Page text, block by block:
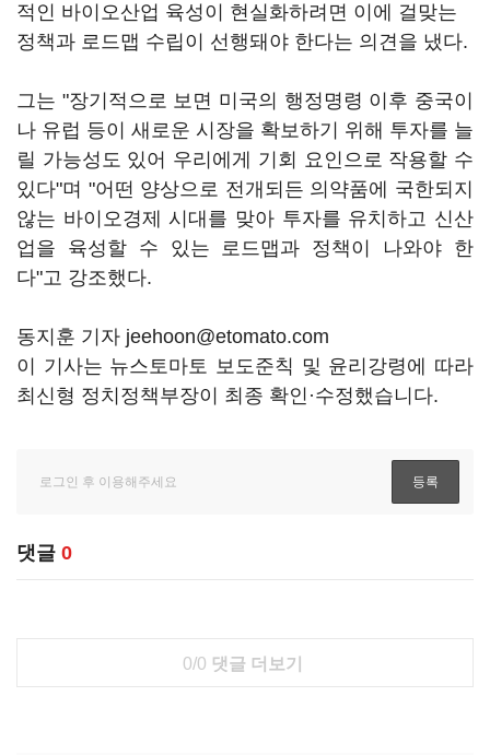
적인 바이오산업 육성이 현실화하려면 이에 걸맞는
정책과 로드맵 수립이 선행돼야 한다는 의견을 냈다.
그는 "장기적으로 보면 미국의 행정명령 이후 중국이
나 유럽 등이 새로운 시장을 확보하기 위해 투자를 늘
릴 가능성도 있어 우리에게 기회 요인으로 작용할 수
있다"며 "어떤 양상으로 전개되든 의약품에 국한되지
않는 바이오경제 시대를 맞아 투자를 유치하고 신산
업을 육성할 수 있는 로드맵과 정책이 나와야 한
다"고 강조했다.
동지훈 기자 jeehoon@etomato.com
이 기사는 뉴스토마토 보도준칙 및 윤리강령에 따라
최신형 정치정책부장이 최종 확인·수정했습니다.
댓글 0
0/0 댓글 더보기